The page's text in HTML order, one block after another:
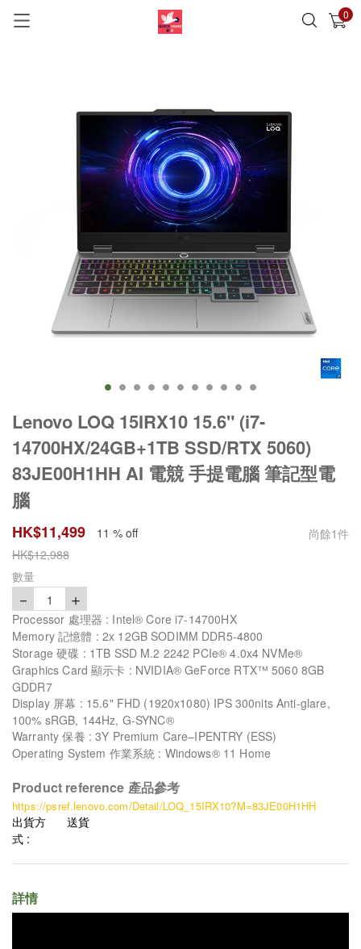
0
已加入購物車 查看
Lenovo LOQ 15IRX10 15.6" (i7-
14700HX/24GB+1TB SSD/RTX 5060)
83JE00H1HH AI 電競 手提電腦 筆記型電
腦
HK$11,499 11 % off 尚餘1件
HK$12,988
數量
－ 1 ＋
Processor 處理器 : Intel® Core i7-14700HX
Memory 記憶體 : 2x 12GB SODIMM DDR5-4800
Storage 硬碟 : 1TB SSD M.2 2242 PCIe® 4.0x4 NVMe®
Graphics Card 顯示卡 : NVIDIA® GeForce RTX™ 5060 8GB
GDDR7
Display 屏幕 : 15.6" FHD (1920x1080) IPS 300nits Anti-glare,
100% sRGB, 144Hz, G-SYNC®
Warranty 保養 : 3Y Premium Care–IPENTRY (ESS)
Operating System 作業系統 : Windows® 11 Home
Product reference 產品參考
https://psref.lenovo.com/Detail/LOQ_15IRX10?M=83JE00H1HH
出貨方
式 :
送貨
詳情